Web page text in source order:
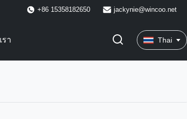
+86 15358182650 jackynie@wincoo.net
รา Thai